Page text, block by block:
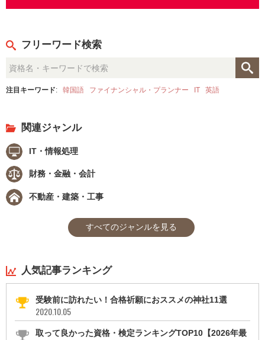
フリーワード検索
注目キーワード: 韓国語 ファイナンシャル・プランナー IT 英語
関連ジャンル
IT・情報処理
財務・金融・会計
不動産・建築・工事
すべてのジャンルを見る
人気記事ランキング
受験前に訪れたい！合格祈願におススメの神社11選
2020.10.05
取って良かった資格・検定ランキングTOP10【2026年最